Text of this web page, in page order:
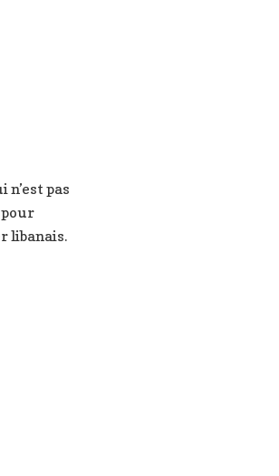
pas
libanais.